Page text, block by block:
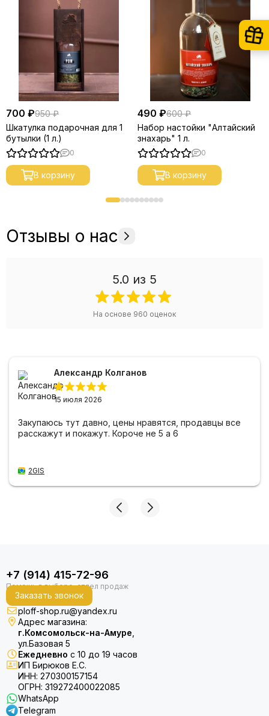
700 ₽950 ₽
Шкатулка подарочная для 1
бутылки (1 л.)
0
В корзину
490 ₽600 ₽
Набор настойки "Алтайский
знахарь" 1 л.
0
В корзину
Отзывы о нас
5.0 из 5
На основе 960 оценок
Александр Колганов
15 июля 2026
Закупаюсь тут давно, цены нравятся, продавцы все
расскажут и покажут. Короче не 5 а 6
2GIS
+7 (914) 415-72-96
Заказать звонок
ploff-shop.ru@yandex.ru
Адрес магазина:
г.Комсомольск-на-Амуре
ул.Базовая 5
Ежедневно с 10 до 19 часов
ИП Бирюков Е.С.
ИНН: 270300157154
ОГРН: 319272400022085
WhatsApp
Telegram